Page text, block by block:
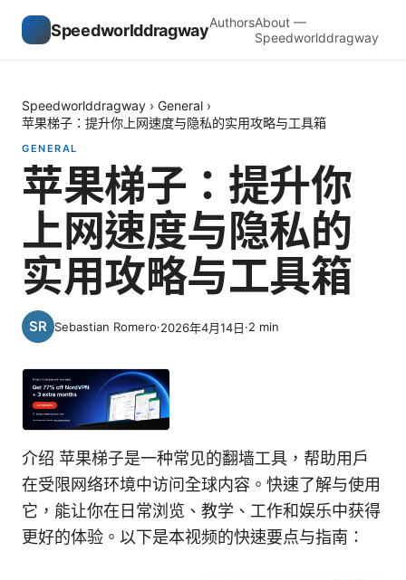
SpeedworlddragwayAuthorsAbout —
Speedworlddragway
Speedworlddragway › General ›
苹果梯子：提升你上网速度与隐私的实用攻略与工具箱
GENERAL
苹果梯子：提升你
上网速度与隐私的
实用攻略与工具箱
Sebastian Romero·2026年4月14日·2 min
介绍 苹果梯子是一种常见的翻墙工具，帮助用户
在受限网络环境中访问全球内容。快速了解与使用
它，能让你在日常浏览、教学、工作和娱乐中获得
更好的体验。以下是本视频的快速要点与指南：